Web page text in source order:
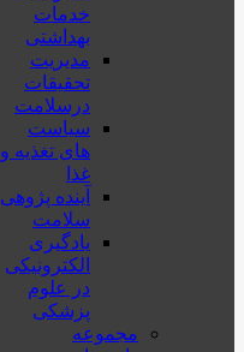
خدمات
بهداشتی
مدیریت
تحقیقات
درسلامت
سیاست
های تغذیه و
غذا
آینده پژوهی
سلامت
یادگیری
الکترونیکی
در علوم
پزشکی
مجموعه